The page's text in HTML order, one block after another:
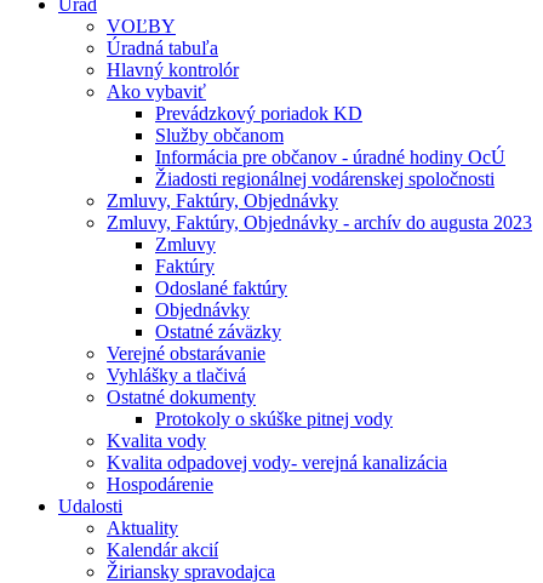
Úrad
VOĽBY
Úradná tabuľa
Hlavný kontrolór
Ako vybaviť
Prevádzkový poriadok KD
Služby občanom
Informácia pre občanov - úradné hodiny OcÚ
Žiadosti regionálnej vodárenskej spoločnosti
Zmluvy, Faktúry, Objednávky
Zmluvy, Faktúry, Objednávky - archív do augusta 2023
Zmluvy
Faktúry
Odoslané faktúry
Objednávky
Ostatné záväzky
Verejné obstarávanie
Vyhlášky a tlačivá
Ostatné dokumenty
Protokoly o skúške pitnej vody
Kvalita vody
Kvalita odpadovej vody- verejná kanalizácia
Hospodárenie
Udalosti
Aktuality
Kalendár akcií
Žiriansky spravodajca